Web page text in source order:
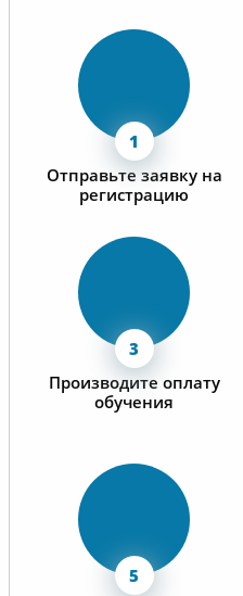
Отправьте заявку на
регистрацию
Производите оплату
обучения